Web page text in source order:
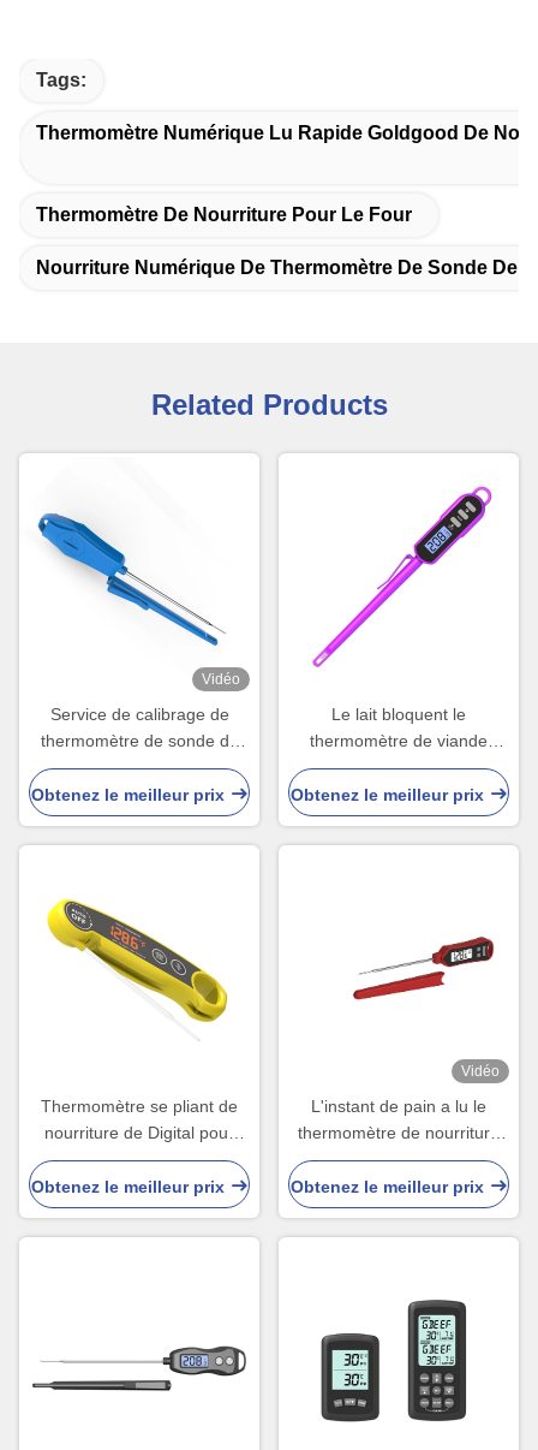
Tags:
Thermomètre Numérique Lu Rapide Goldgood De
Thermomètre De Nourriture Pour Le Four
Nourriture Numérique De Thermomètre De Sonde De
Related Products
Vidéo
Service de calibrage de
thermomètre de sonde de
nourriture de Digital de thé
avec la couverture 221mm
Obtenez le meilleur prix
Le lait bloquent le
thermomètre de viande
interne de Digital pour griller
le fumeur en four
Obtenez le meilleur prix
Thermomètre se pliant de
nourriture de Digital pour
l'affichage à LED de sucrerie
de barbecue de sonde de
cuisine d'huile
Obtenez le meilleur prix
Vidéo
L'instant de pain a lu le
thermomètre de nourriture
de Digital pour la cuisson de
cuisson imperméable
Obtenez le meilleur prix